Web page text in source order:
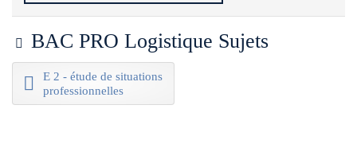
Image
BAC PRO Logistique Sujets
D
o
s
E 2 - étude de situations
professionnelles